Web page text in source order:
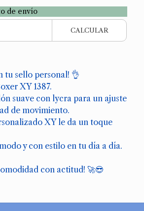
de envío
CALCULAR
tu sello personal! 👌
XY 1387.
suave con lycra para un ajuste
de movimiento.
XY le da un toque
y con estilo en tu día a día.
con actitud! 🚀😎